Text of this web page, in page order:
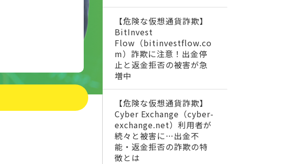
【危険な仮想通貨詐欺】
BitInvest
Flow（bitinvestflow.co
m）詐欺に注意！出金停
止と返金拒否の被害が急
増中
【危険な仮想通貨詐欺】
Cyber Exchange（cyber-
exchange.net）利用者が
続々と被害に…出金不
能・返金拒否の詐欺の特
徴とは